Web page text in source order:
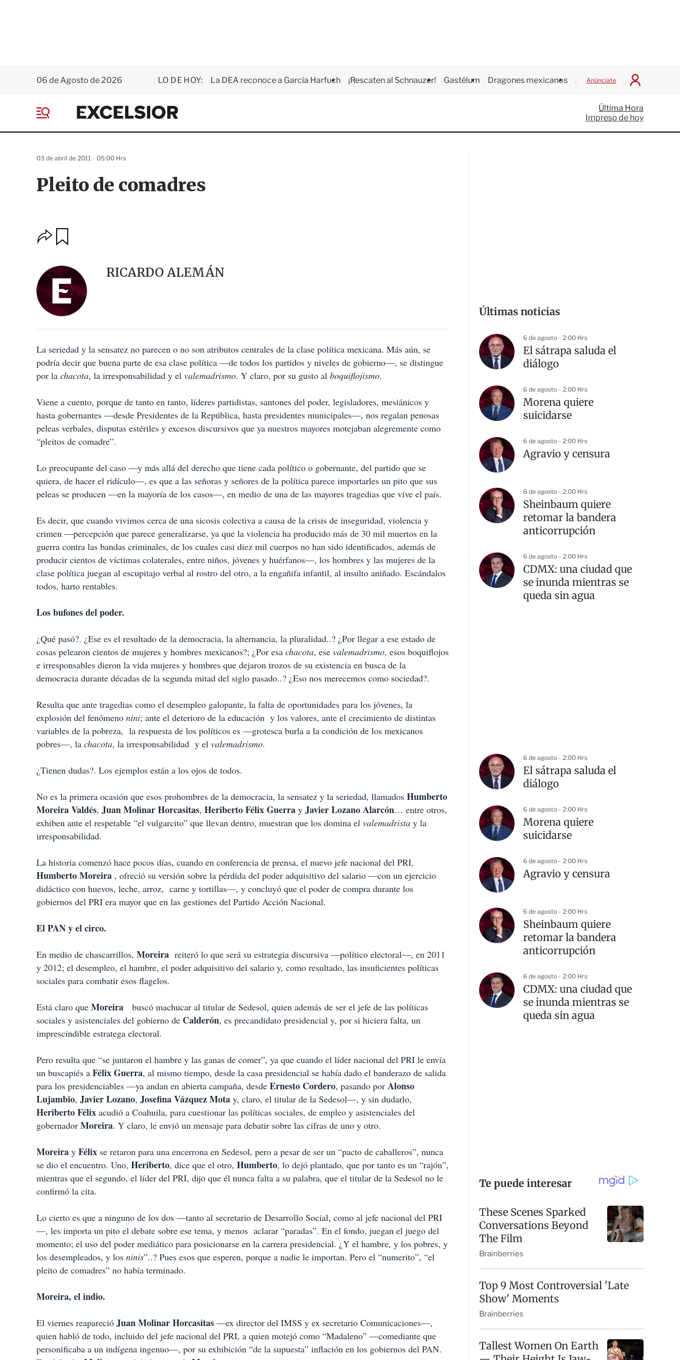
06 de Agosto de 2026 LO DE HOY: La DEA reconoce a García Harfuch ¡Rescaten al Schnauzer! Gastélum Dragones mexicanos Juegos Centroamericanos
Anúnciate
I
c
i
a
E
x
e
r
e
Última Hora
Impreso de hoy
Pleito de comadres
03 de abril de 2011 - 05:00 Hrs
O
p
o
n
e
c
m
p
a
r
r
d
a
r
RICARDO ALEMÁN
La seriedad y la sensatez no parecen o no son atributos centrales de la clase política mexicana. Más aún, se
podría decir que buena parte de esa clase política —de todos los partidos y niveles de gobierno—, se distingue
por la chacota, la irresponsabilidad y el valemadrismo. Y claro, por su gusto al boquiflojismo.
Viene a cuento, porque de tanto en tanto, líderes partidistas, santones del poder, legisladores, mesiánicos y
hasta gobernantes —desde Presidentes de la República, hasta presidentes municipales—, nos regalan penosas
peleas verbales, disputas estériles y excesos discursivos que ya nuestros mayores motejaban alegremente como
“pleitos de comadre”.
Lo preocupante del caso —y más allá del derecho que tiene cada político o gobernante, del partido que se
quiera, de hacer el ridículo—, es que a las señoras y señores de la política parece importarles un pito que sus
peleas se producen —en la mayoría de los casos—, en medio de una de las mayores tragedias que vive el país.
Es decir, que cuando vivimos cerca de una sicosis colectiva a causa de la crisis de inseguridad, violencia y
crimen —percepción que parece generalizarse, ya que la violencia ha producido más de 30 mil muertos en la
guerra contra las bandas criminales, de los cuales casi diez mil cuerpos no han sido identificados, además de
producir cientos de víctimas colaterales, entre niños, jóvenes y huérfanos—, los hombres y las mujeres de la
clase política juegan al escupitajo verbal al rostro del otro, a la engañifa infantil, al insulto aniñado. Escándalos
todos, harto rentables.
Los bufones del poder.
¿Qué pasó?. ¿Ese es el resultado de la democracia, la alternancia, la pluralidad..? ¿Por llegar a ese estado de
cosas pelearon cientos de mujeres y hombres mexicanos?; ¿Por esa chacota, ese valemadrismo, esos boquiflojos
e irresponsables dieron la vida mujeres y hombres que dejaron trozos de su existencia en busca de la
democracia durante décadas de la segunda mitad del siglo pasado..? ¿Eso nos merecemos como sociedad?.
Resulta que ante tragedias como el desempleo galopante, la falta de oportunidades para los jóvenes, la
explosión del fenómeno nini; ante el deterioro de la educación y los valores, ante el crecimiento de distintas
variables de la pobreza, la respuesta de los políticos es —grotesca burla a la condición de los mexicanos
pobres—, la chacota, la irresponsabilidad y el valemadrismo.
¿Tienen dudas?. Los ejemplos están a los ojos de todos.
No es la primera ocasión que esos prohombres de la democracia, la sensatez y la seriedad, llamados Humberto
Moreira Valdés, Juan Molinar Horcasitas, Heriberto Félix Guerra y Javier Lozano Alarcón… entre otros,
exhiben ante el respetable “el vulgarcito” que llevan dentro, muestran que los domina el valemadrista y la
irresponsabilidad.
La historia comenzó hace pocos días, cuando en conferencia de prensa, el nuevo jefe nacional del PRI,
Humberto Moreira , ofreció su versión sobre la pérdida del poder adquisitivo del salario —con un ejercicio
didáctico con huevos, leche, arroz, carne y tortillas—, y concluyó que el poder de compra durante los
gobiernos del PRI era mayor que en las gestiones del Partido Acción Nacional.
El PAN y el circo.
En medio de chascarrillos, Moreira reiteró lo que será su estrategia discursiva —político electoral—, en 2011
y 2012; el desempleo, el hambre, el poder adquisitivo del salario y, como resultado, las insuficientes políticas
sociales para combatir esos flagelos.
Está claro que Moreira
buscó machucar al titular de Sedesol, quien además de ser el jefe de las políticas
sociales y asistenciales del gobierno de Calderón, es precandidato presidencial y, por si hiciera falta, un
imprescindible estratega electoral.
Pero resulta que “se juntaron el hambre y las ganas de comer”, ya que cuando el líder nacional del PRI le envía
un buscapiés a Félix Guerra, al mismo tiempo, desde la casa presidencial se había dado el banderazo de salida
para los presidenciables —ya andan en abierta campaña, desde Ernesto Cordero, pasando por Alonso
Lujambio, Javier Lozano, Josefina Vázquez Mota y, claro, el titular de la Sedesol—, y sin dudarlo,
Heriberto Félix acudió a Coahuila, para cuestionar las políticas sociales, de empleo y asistenciales del
gobernador Moreira. Y claro, le envió un mensaje para debatir sobre las cifras de uno y otro.
Moreira y Félix se retaron para una encerrona en Sedesol, pero a pesar de ser un “pacto de caballeros”, nunca
se dio el encuentro. Uno, Heriberto, dice que el otro, Humberto, lo dejó plantado, que por tanto es un “rajón”,
mientras que el segundo, el líder del PRI, dijo que él nunca falta a su palabra, que el titular de la Sedesol no le
confirmó la cita.
Lo cierto es que a ninguno de los dos —tanto al secretario de Desarrollo Social, como al jefe nacional del PRI
—, les importa un pito el debate sobre ese tema, y menos aclarar “paradas”. En el fondo, juegan el juego del
momento; el uso del poder mediático para posicionarse en la carrera presidencial. ¿Y el hambre, y los pobres, y
los desempleados, y los ninis”..? Pues esos que esperen, porque a nadie le importan. Pero el “numerito”, “el
pleito de comadres” no había terminado.
Moreira, el indio.
El viernes reapareció Juan Molinar Horcasitas —ex director del IMSS y ex secretario Comunicaciones—,
quien habló de todo, incluido del jefe nacional del PRI, a quien motejó como “Madaleno” —comediante que
personificaba a un indígena ingenuo—, por su exhibición “de la supuesta” inflación en los gobiernos del PAN.
Últimas noticias
6 de agosto - 2:00 Hrs
El sátrapa saluda el
diálogo
6 de agosto - 2:00 Hrs
Morena quiere
suicidarse
6 de agosto - 2:00 Hrs
Agravio y censura
6 de agosto - 2:00 Hrs
Sheinbaum quiere
retomar la bandera
anticorrupción
6 de agosto - 2:00 Hrs
CDMX: una ciudad que
se inunda mientras se
queda sin agua
6 de agosto - 2:00 Hrs
El sátrapa saluda el
diálogo
6 de agosto - 2:00 Hrs
Morena quiere
suicidarse
6 de agosto - 2:00 Hrs
Agravio y censura
6 de agosto - 2:00 Hrs
Sheinbaum quiere
retomar la bandera
anticorrupción
6 de agosto - 2:00 Hrs
CDMX: una ciudad que
se inunda mientras se
queda sin agua